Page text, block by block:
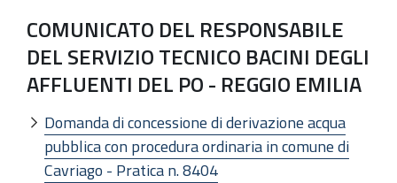
COMUNICATO DEL RESPONSABILE
DEL SERVIZIO TECNICO BACINI DEGLI
AFFLUENTI DEL PO - REGGIO EMILIA
Domanda di concessione di derivazione acqua
pubblica con procedura ordinaria in comune di
Cavriago - Pratica n. 8404